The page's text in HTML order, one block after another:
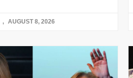
AUGUST 8, 2026